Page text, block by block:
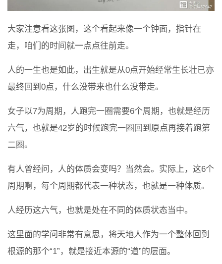
大家注意看这张图，这个看起来像一个钟面，指针在
走，咱们的时间就一点点往前走。
人的一生也是如此，出生就是从0点开始经常生长壮已亦
最终回到0点，什么没带来也什么没带走。
女子以7为周期，人跑完一圈需要6个周期，也就是经历
六气，也就是42岁的时候跑完一圈回到原点再接着跑第
二圈。
有人曾经问，人的体质会变吗？当然会。实际上，这6个
周期啊，每个周期都代表一种状态，也就是一种体质。
人经历这六气，也就是处在不同的体质状态当中。
这里面的学问非常有意思，将天地人作为一个整体回到
根源的那个“1”，就是接近本源的“道”的层面。